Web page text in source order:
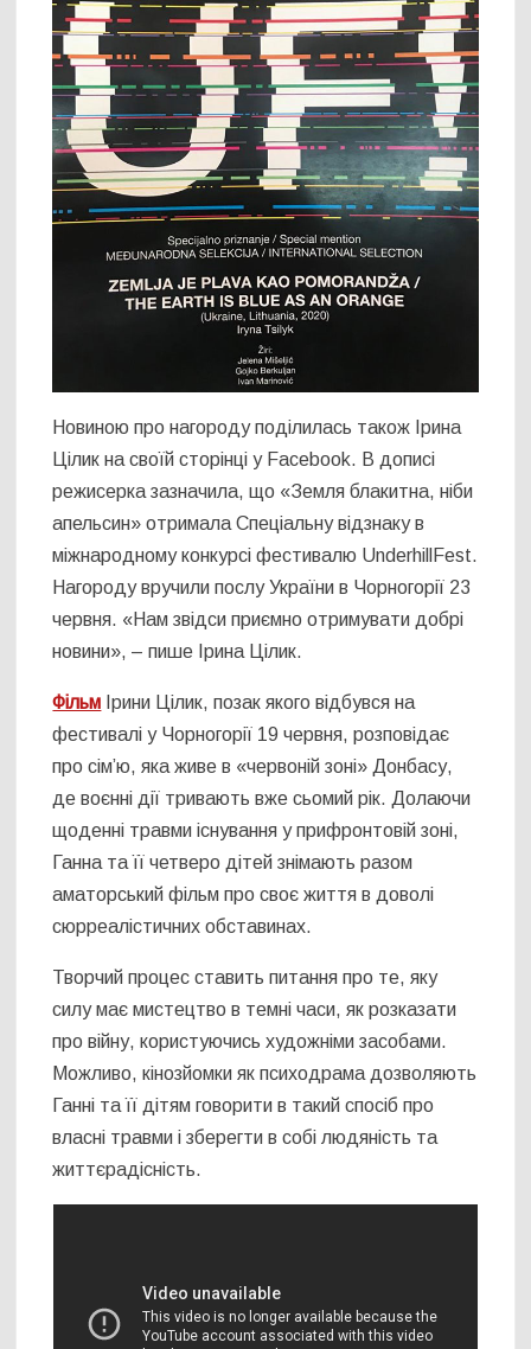
Новиною про нагороду поділилась також Ірина
Цілик на своїй сторінці у Facebook. В дописі
режисерка зазначила, що «Земля блакитна, ніби
апельсин» отримала Спеціальну відзнаку в
міжнародному конкурсі фестивалю UnderhillFest.
Нагороду вручили послу України в Чорногорії 23
червня. «Нам звідси приємно отримувати добрі
новини», – пише Ірина Цілик.
Фільм Ірини Цілик, позак якого відбувся на
фестивалі у Чорногорії 19 червня, розповідає
про сім’ю, яка живе в «червоній зоні» Донбасу,
де воєнні дії тривають вже сьомий рік. Долаючи
щоденні травми існування у прифронтовій зоні,
Ганна та її четверо дітей знімають разом
аматорський фільм про своє життя в доволі
сюрреалістичних обставинах.
Творчий процес ставить питання про те, яку
силу має мистецтво в темні часи, як розказати
про війну, користуючись художніми засобами.
Можливо, кінозйомки як психодрама дозволяють
Ганні та її дітям говорити в такий спосіб про
власні травми і зберегти в собі людяність та
життєрадісність.